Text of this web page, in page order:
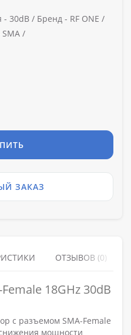
- 30dB / Бренд - RF ONE /
SMA /
ЗАКАЗ
ОТЗЫВОВ (0)
18GHz 30dB
с разъемом SMA-Female
мощности